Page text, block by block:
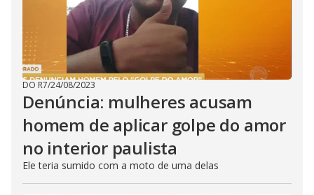
DO R7/24/08/2023
Denúncia: mulheres acusam
homem de aplicar golpe do amor
no interior paulista
Ele teria sumido com a moto de uma delas